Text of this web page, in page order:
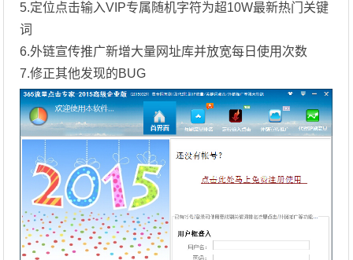
5.定位点击输入VIP专属随机字符为超10W最新热门关键
词
6.外链宣传推广新增大量网址库并放宽每日使用次数
7.修正其他发现的BUG